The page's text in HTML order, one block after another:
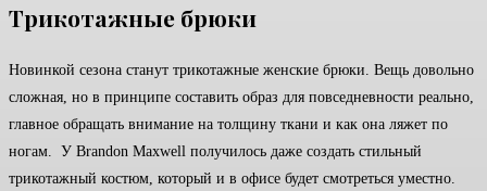
Трикотажные брюки
Новинкой сезона станут трикотажные женские брюки. Вещь довольно
сложная, но в принципе составить образ для повседневности реально,
главное обращать внимание на толщину ткани и как она ляжет по
ногам. У Brandon Maxwell получилось даже создать стильный
трикотажный костюм, который и в офисе будет смотреться уместно.